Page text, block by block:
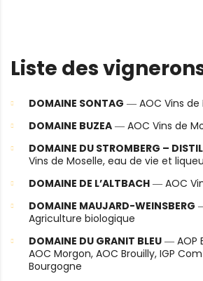
Liste des
DOMAINE SONTAG ― AOC Vins de
DOMAINE BUZEA ― AOC Vins de
DOMAINE DU STROMBERG –
Vins de Moselle, eau de vie et
DOMAINE DE L’ALTBACH ― AOC
DOMAINE MAUJARD-WEINSBERG
Agriculture biologique
DOMAINE DU GRANIT BLEU ― AOP
AOC Morgon, AOC Brouilly, IGP
Bourgogne